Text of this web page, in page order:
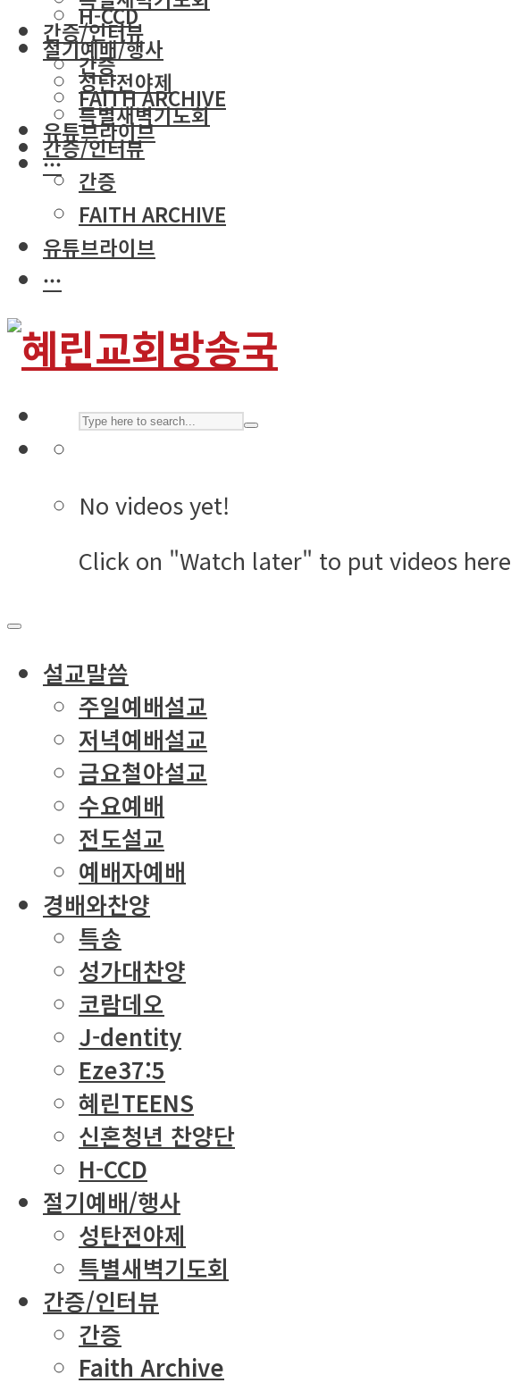
간증/인터뷰
간증
FAITH ARCHIVE
유튜브라이브
···
H-CCD
절기예배/행사
성탄전야제
특별새벽기도회
간증/인터뷰
간증
FAITH ARCHIVE
유튜브라이브
···
No videos yet!
Click on "Watch later" to put videos here
설교말씀
주일예배설교
저녁예배설교
금요철야설교
수요예배
전도설교
예배자예배
경배와찬양
특송
성가대찬양
코람데오
J-dentity
Eze37:5
혜린TEENS
신혼청년 찬양단
H-CCD
절기예배/행사
성탄전야제
특별새벽기도회
간증/인터뷰
간증
Faith Archive